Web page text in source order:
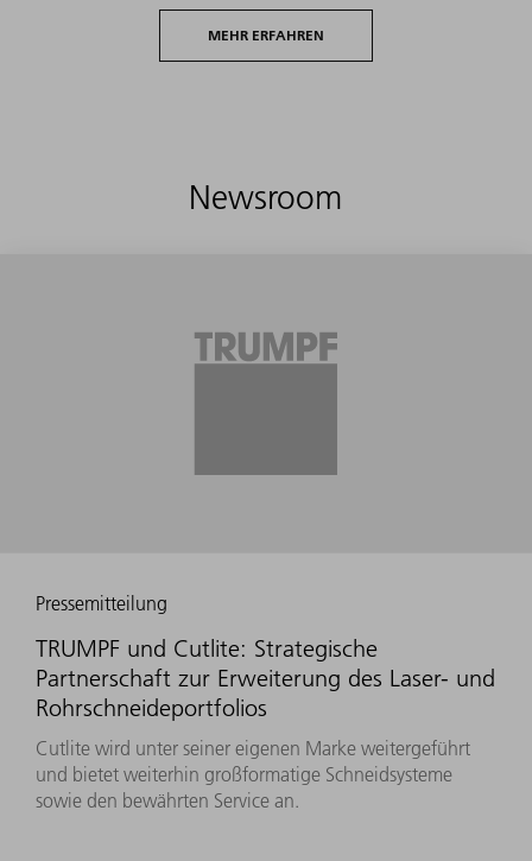
MEHR ERFAHREN
Newsroom
Pressemitteilung
TRUMPF und Cutlite: Strategische
Partnerschaft zur Erweiterung des Laser- und
Rohrschneideportfolios
Cutlite wird unter seiner eigenen Marke weitergeführt
und bietet weiterhin großformatige Schneidsysteme
sowie den bewährten Service an.